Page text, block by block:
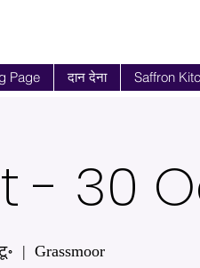
Page दान देना Saffron
- 30
  |
Grassmoor